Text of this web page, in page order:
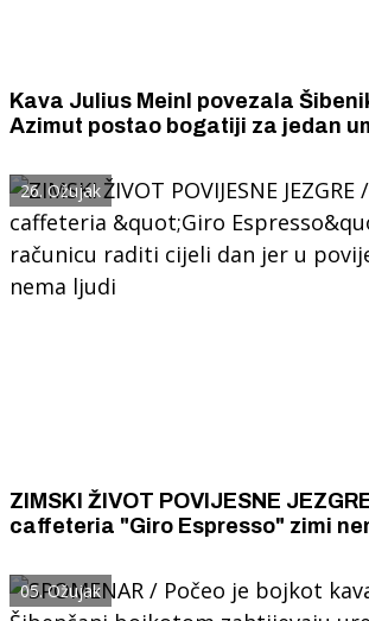
Kava Julius Meinl povezala
Azimut postao bogatiji za jedan
26. Ožujak
ZIMSKI ŽIVOT POVIJESNE
caffeteria "Giro Espresso" zimi
05. Ožujak